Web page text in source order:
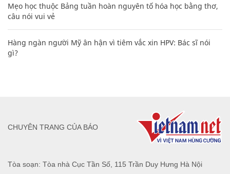
Mẹo học thuộc Bảng tuần hoàn nguyên tố hóa học bằng thơ,
câu nói vui vẻ
Hàng ngàn người Mỹ ân hận vì tiêm vắc xin HPV: Bác sĩ nói
gì?
Tòa soạn: Tòa nhà Cục Tần Số, 115 Trần Duy Hưng Hà Nội
CHUYÊN TRANG CỦA BÁO